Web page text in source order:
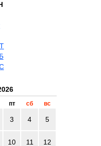
пт сб вс
3 4 5
10 11 12